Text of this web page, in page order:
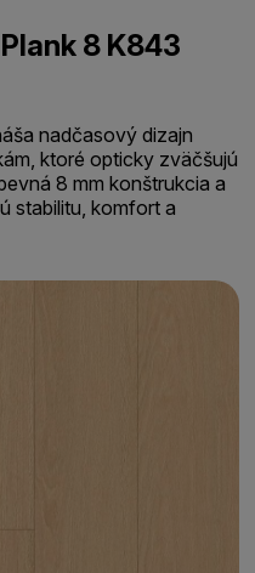
8 K843
nadčasový dizajn
ktoré opticky zväčšujú
8 mm konštrukcia a
stabilitu, komfort a